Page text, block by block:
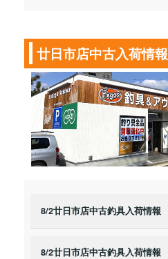
廿日市店中古入荷情報
8/2廿日市店中古釣具入荷情報
8/2廿日市店中古釣具入荷情報